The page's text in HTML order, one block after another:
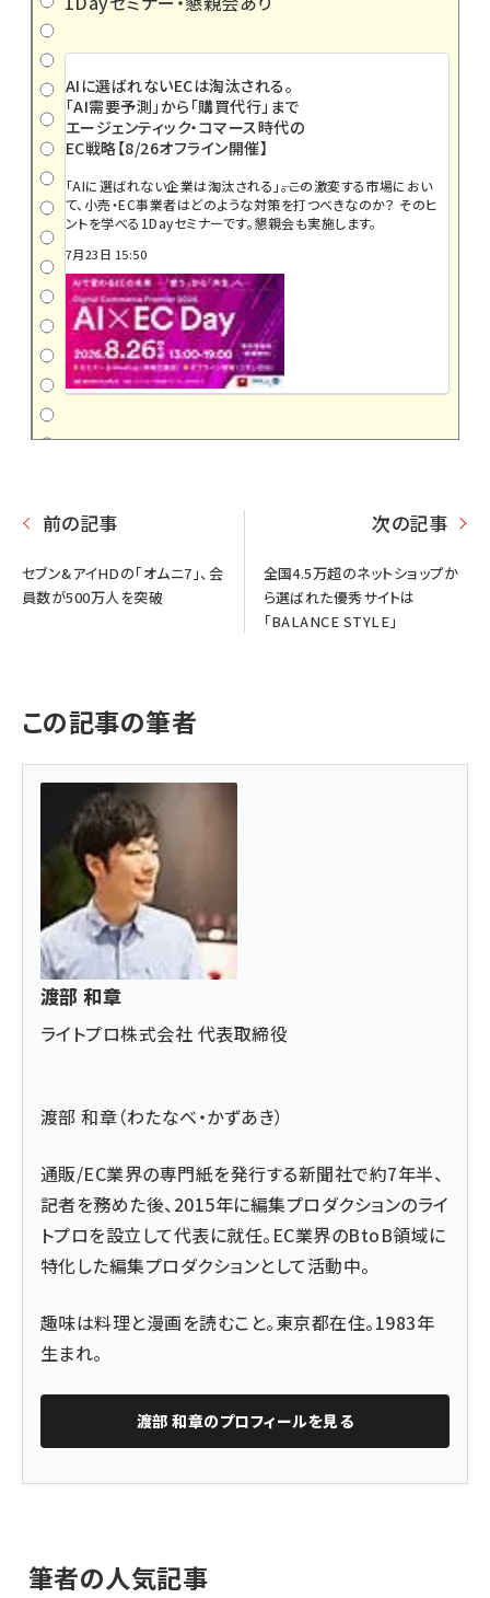
AIに選ばれないECは淘汰される。
「AI需要予測」から「購買代行」まで
エージェンティック・コマース時代の
EC戦略【8/26オフライン開催】
「AIに選ばれない企業は淘汰される」――。この激変する市場におい
て、小売・EC事業者はどのような対策を打つべきなのか？ そのヒ
ントを学べる1Dayセミナーです。懇親会も実施します。
7月23日 15:50
前の記事
セブン&アイHDの「オムニ7」、会
員数が500万人を突破
次の記事
全国4.5万超のネットショップか
ら選ばれた優秀サイトは
「BALANCE STYLE」
この記事の筆者
渡部 和章
ライトプロ株式会社 代表取締役
渡部 和章（わたなべ・かずあき）
通販/EC業界の専門紙を発行する新聞社で約7年半、
記者を務めた後、2015年に編集プロダクションのライ
トプロを設立して代表に就任。EC業界のBtoB領域に
特化した編集プロダクションとして活動中。
趣味は料理と漫画を読むこと。東京都在住。1983年
生まれ。
渡部 和章のプロフィールを見る
筆者の人気記事